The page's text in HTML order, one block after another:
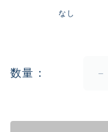
なし
数量